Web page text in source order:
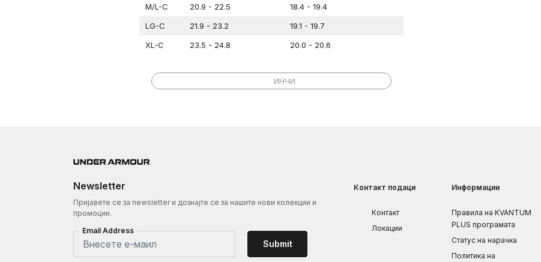
M/L-C
20.9 - 22.5
18.4 - 19.4
LG-C
21.9 - 23.2
19.1 - 19.7
XL-C
23.5 - 24.8
20.0 - 20.6
SM
6 ⅞ – 7 ⅛
XL
Должина на раце (in)
SM-C
6 ¾ – 7
ИНЧИ
Newsletter
Пријавете се за newsletter и дознајте се за нашите нови колекции и
промоции.
Email Address
Submit
Контакт подаци
Контакт
Локации
Информации
Правила на KVANTUM
PLUS програмата
Статус на нарачка
Политика на